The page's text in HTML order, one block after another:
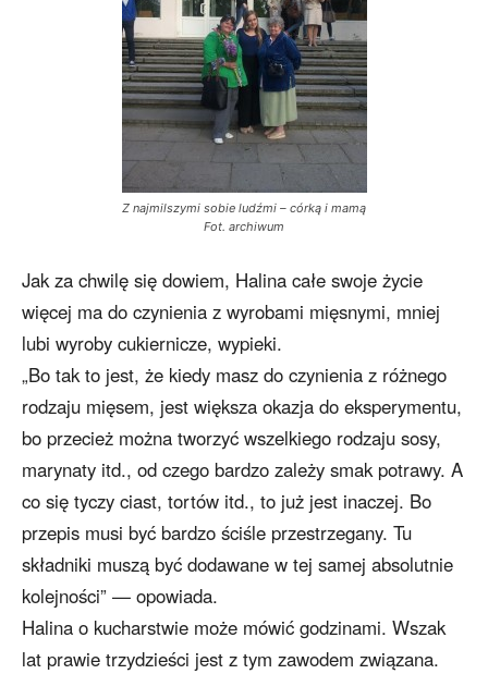
Z najmilszymi sobie ludźmi – córką i mamą
Fot. archiwum
Jak za chwilę się dowiem, Halina całe swoje życie
więcej ma do czynienia z wyrobami mięsnymi, mniej
lubi wyroby cukiernicze, wypieki.
„Bo tak to jest, że kiedy masz do czynienia z różnego
rodzaju mięsem, jest większa okazja do eksperymentu,
bo przecież można tworzyć wszelkiego rodzaju sosy,
marynaty itd., od czego bardzo zależy smak potrawy. A
co się tyczy ciast, tortów itd., to już jest inaczej. Bo
przepis musi być bardzo ściśle przestrzegany. Tu
składniki muszą być dodawane w tej samej absolutnie
kolejności” — opowiada.
Halina o kucharstwie może mówić godzinami. Wszak
lat prawie trzydzieści jest z tym zawodem związana.